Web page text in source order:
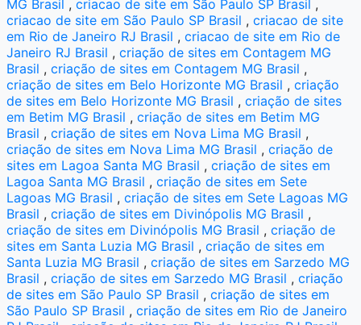
MG Brasil ,criacao de site em São Paulo SP Brasil ,
criacao de site em São Paulo SP Brasil ,criacao de site
em Rio de Janeiro RJ Brasil ,criacao de site em Rio de
Janeiro RJ Brasil ,criação de sites em Contagem MG
Brasil ,criação de sites em Contagem MG Brasil ,
criação de sites em Belo Horizonte MG Brasil ,criação
de sites em Belo Horizonte MG Brasil ,criação de sites
em Betim MG Brasil ,criação de sites em Betim MG
Brasil ,criação de sites em Nova Lima MG Brasil ,
criação de sites em Nova Lima MG Brasil ,criação de
sites em Lagoa Santa MG Brasil ,criação de sites em
Lagoa Santa MG Brasil ,criação de sites em Sete
Lagoas MG Brasil ,criação de sites em Sete Lagoas MG
Brasil ,criação de sites em Divinópolis MG Brasil ,
criação de sites em Divinópolis MG Brasil ,criação de
sites em Santa Luzia MG Brasil ,criação de sites em
Santa Luzia MG Brasil ,criação de sites em Sarzedo MG
Brasil ,criação de sites em Sarzedo MG Brasil ,criação
de sites em São Paulo SP Brasil ,criação de sites em
São Paulo SP Brasil ,criação de sites em Rio de Janeiro